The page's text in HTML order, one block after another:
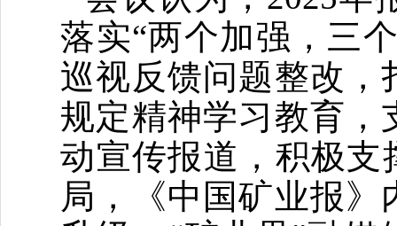
落实“两个加强，三
巡视反馈问题整改，
规定精神学习教育，
动宣传报道， 积极支
局，
《中国矿业报》